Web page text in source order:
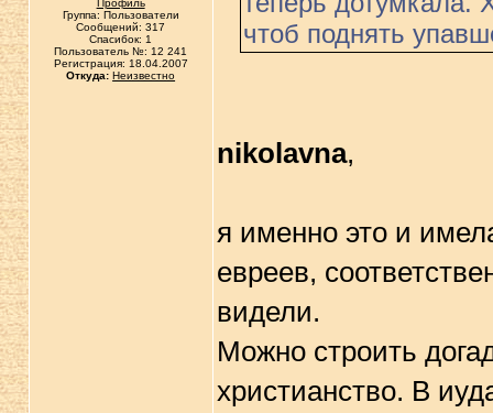
Профиль
Группа: Пользователи
Сообщений: 317
Спасибок: 1
Пользователь №: 12 241
Регистрация: 18.04.2007
Откуда: Неизвестно
чтоб поднять
nikolavna,
я именно это и
евреев,
видели.
Можно строить
христианство. В